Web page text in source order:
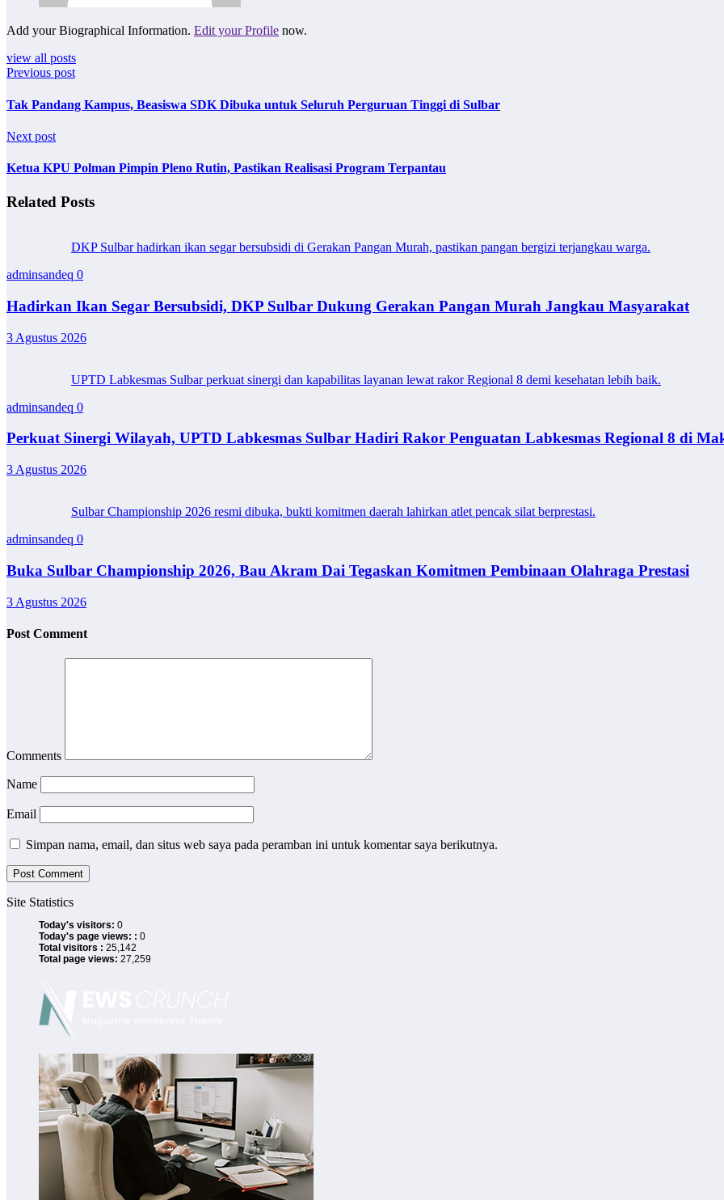
Add your Biographical Information. Edit your Profile now.
view all posts
Previous post
Tak Pandang Kampus, Beasiswa SDK Dibuka untuk Seluruh Perguruan Tinggi di Sulbar
Next post
Ketua KPU Polman Pimpin Pleno Rutin, Pastikan Realisasi Program Terpantau
Related Posts
DKP Sulbar hadirkan ikan segar bersubsidi di Gerakan Pangan Murah, pastikan pangan bergizi terjangkau warga.
adminsandeq 0
Hadirkan Ikan Segar Bersubsidi, DKP Sulbar Dukung Gerakan Pangan Murah Jangkau Masyarakat
3 Agustus 2026
UPTD Labkesmas Sulbar perkuat sinergi dan kapabilitas layanan lewat rakor Regional 8 demi kesehatan lebih baik.
adminsandeq 0
Perkuat Sinergi Wilayah, UPTD Labkesmas Sulbar Hadiri Rakor Penguatan Labkesmas Regional 8 di
3 Agustus 2026
Sulbar Championship 2026 resmi dibuka, bukti komitmen daerah lahirkan atlet pencak silat berprestasi.
adminsandeq 0
Buka Sulbar Championship 2026, Bau Akram Dai Tegaskan Komitmen Pembinaan Olahraga Prestasi
3 Agustus 2026
Post Comment
Comments
Name
Email
Simpan nama, email, dan situs web saya pada peramban ini untuk komentar saya berikutnya.
Site Statistics
Today's visitors: 0
Today's page views: : 0
Total visitors : 25,142
Total page views: 27,259